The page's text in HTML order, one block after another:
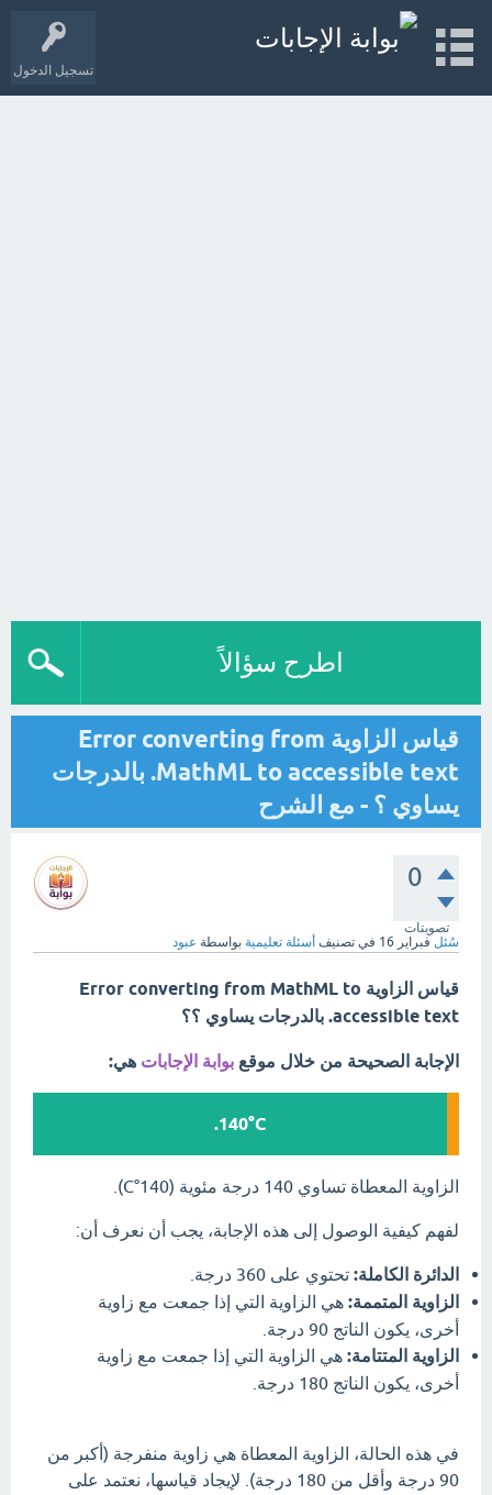
تسجيل الدخول
اطرح سؤالاً
قياس الزاوية Error converting from
MathML to accessible text. بالدرجات
يساوي ؟ - مع الشرح
0
تصويتات
سُئل فبراير 16 في تصنيف أسئلة تعليمية بواسطة عبود
قياس الزاوية Error converting from MathML to
accessible text. بالدرجات يساوي ؟؟
الإجابة الصحيحة من خلال موقع بوابة الإجابات هي:
140°C.
الزاوية المعطاة تساوي 140 درجة مئوية (140°C).
لفهم كيفية الوصول إلى هذه الإجابة، يجب أن نعرف أن:
الدائرة الكاملة: تحتوي على 360 درجة.
الزاوية المتممة: هي الزاوية التي إذا جمعت مع زاوية
أخرى، يكون الناتج 90 درجة.
الزاوية المتتامة: هي الزاوية التي إذا جمعت مع زاوية
أخرى، يكون الناتج 180 درجة.
في هذه الحالة، الزاوية المعطاة هي زاوية منفرجة (أكبر من
90 درجة وأقل من 180 درجة). لإيجاد قياسها، نعتمد على